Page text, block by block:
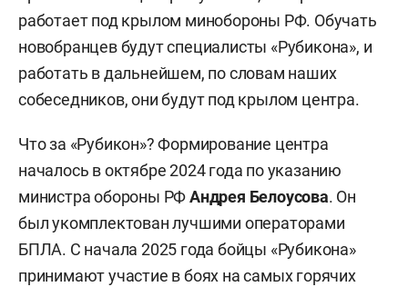
работает под крылом минобороны РФ. Обучать
новобранцев будут специалисты «Рубикона», и
работать в дальнейшем, по словам наших
собеседников, они будут под крылом центра.
Что за «Рубикон»? Формирование центра
началось в октябре 2024 года по указанию
министра обороны РФАндрея Белоусова. Он
был укомплектован лучшими операторами
БПЛА. С начала 2025 года бойцы «Рубикона»
принимают участие в боях на самых горячих